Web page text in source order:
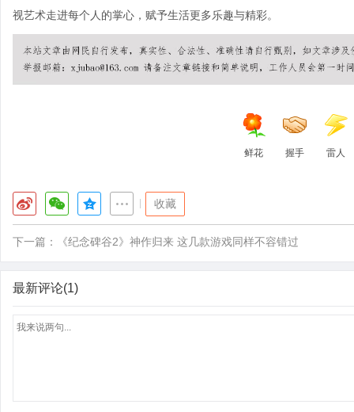
视艺术走进每个人的掌心，赋予生活更多乐趣与精彩。
鲜花 握手 雷人
收藏
下一篇： 《纪念碑谷2》神作归来 这几款游戏同样不容错过
最新评论(1)